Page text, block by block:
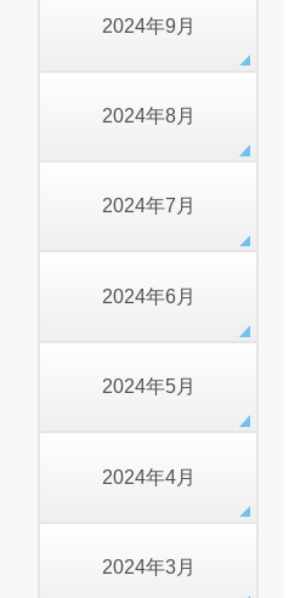
2024年9月
2024年8月
2024年7月
2024年6月
2024年5月
2024年4月
2024年3月